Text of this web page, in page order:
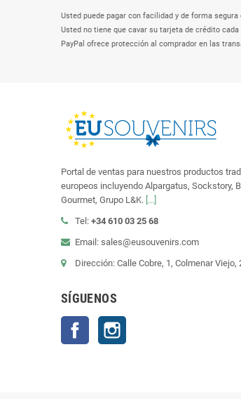
Usted puede pagar con facilidad y de forma
Usted no tiene que cavar su tarjeta de crédito
PayPal ofrece protección al comprador en las
Portal de ventas para nuestros productos
europeos incluyendo Alpargatus, Sockstory,
Gourmet, Grupo L&K. [...]
Tel: +34 610 03 25 68
Email: sales@eusouvenirs.com
Dirección: Calle Cobre, 1, Colmenar Viejo,
SÍGUENOS
Facebook